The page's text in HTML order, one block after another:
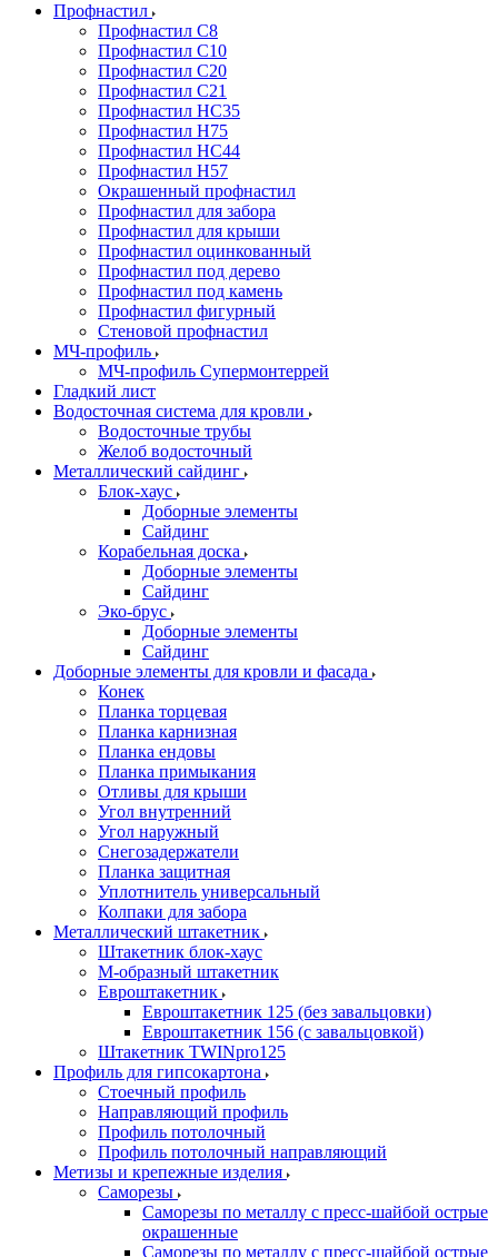
Профнастил
Профнастил С8
Профнастил С10
Профнастил С20
Профнастил С21
Профнастил НС35
Профнастил Н75
Профнастил HC44
Профнастил Н57
Окрашенный профнастил
Профнастил для забора
Профнастил для крыши
Профнастил оцинкованный
Профнастил под дерево
Профнастил под камень
Профнастил фигурный
Стеновой профнастил
МЧ-профиль
МЧ-профиль Супермонтеррей
Гладкий лист
Водосточная система для кровли
Водосточные трубы
Желоб водосточный
Металлический сайдинг
Блок-хаус
Доборные элементы
Сайдинг
Корабельная доска
Доборные элементы
Сайдинг
Эко-брус
Доборные элементы
Сайдинг
Доборные элементы для кровли и фасада
Конек
Планка торцевая
Планка карнизная
Планка ендовы
Планка примыкания
Отливы для крыши
Угол внутренний
Угол наружный
Снегозадержатели
Планка защитная
Уплотнитель универсальный
Колпаки для забора
Металлический штакетник
Штакетник блок-хаус
М-образный штакетник
Евроштакетник
Евроштакетник 125 (без завальцовки)
Евроштакетник 156 (с завальцовкой)
Штакетник TWINpro125
Профиль для гипсокартона
Стоечный профиль
Направляющий профиль
Профиль потолочный
Профиль потолочный направляющий
Метизы и крепежные изделия
Саморезы
Саморезы по металлу с пресс-шайбой острые
окрашенные
Саморезы по металлу с пресс-шайбой острые